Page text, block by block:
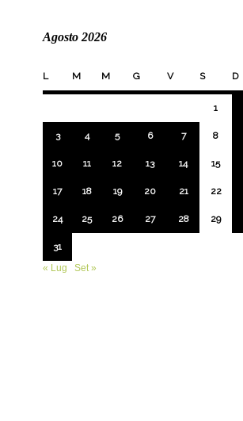
Agosto 2026
L M M G V S D
1
3 4 5 6 7 8
10 11 12 13 14 15
17 18 19 20 21 22
24 25 26 27 28 29
31
« Lug
Set »